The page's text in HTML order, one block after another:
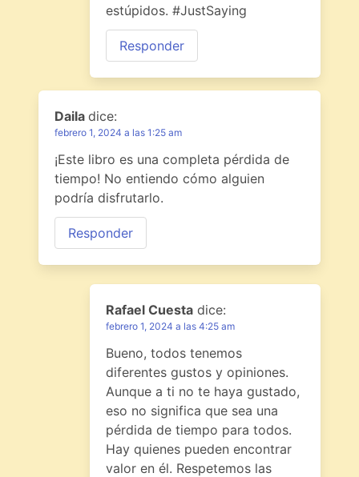
estúpidos. #JustSaying
Responder
Daila dice:
febrero 1, 2024 a las 1:25 am
¡Este libro es una completa pérdida de
tiempo! No entiendo cómo alguien
podría disfrutarlo.
Responder
Rafael Cuesta dice:
febrero 1, 2024 a las 4:25 am
Bueno, todos tenemos
diferentes gustos y opiniones.
Aunque a ti no te haya gustado,
eso no significa que sea una
pérdida de tiempo para todos.
Hay quienes pueden encontrar
valor en él. Respetemos las